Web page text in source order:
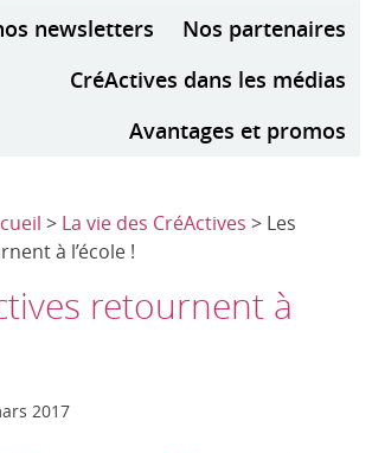
newsletters
Nos partenaires
CréActives dans les médias
Avantages et promos
> La vie des CréActives > Les
à l’école !
retournent à
2017